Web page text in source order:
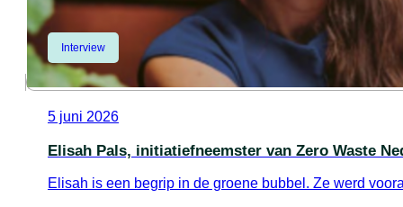
Interview
5 juni 2026
Elisah Pals, initiatiefneemster van Zero Waste
Elisah is een begrip in de groene bubbel. Ze werd